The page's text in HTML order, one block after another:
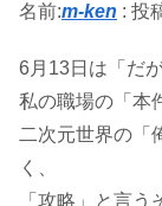
名前:m-ken : 投
6月13日は「だ
私の職場の「本
二次元世界の「
く、
「攻略」と言う